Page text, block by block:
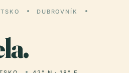
DUBROVNÍK